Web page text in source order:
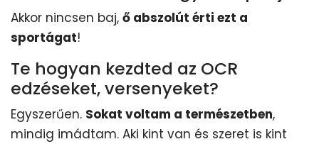
Akkor nincsen baj, ő abszolút érti ezt a
sportágat!
Te hogyan kezdted az OCR
edzéseket, versenyeket?
Egyszerűen. Sokat voltam a természetben,
mindig imádtam. Aki kint van és szeret is kint